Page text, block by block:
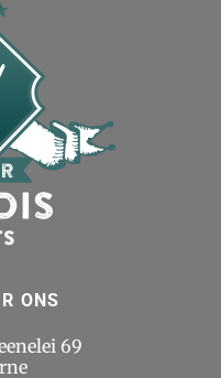
ONS
69